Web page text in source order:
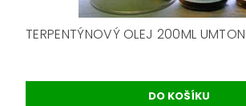
TERPENTÝNOVÝ OLEJ 200ML UMTON